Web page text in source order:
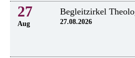
27
Aug
Begleitzirkel
27.08.2026